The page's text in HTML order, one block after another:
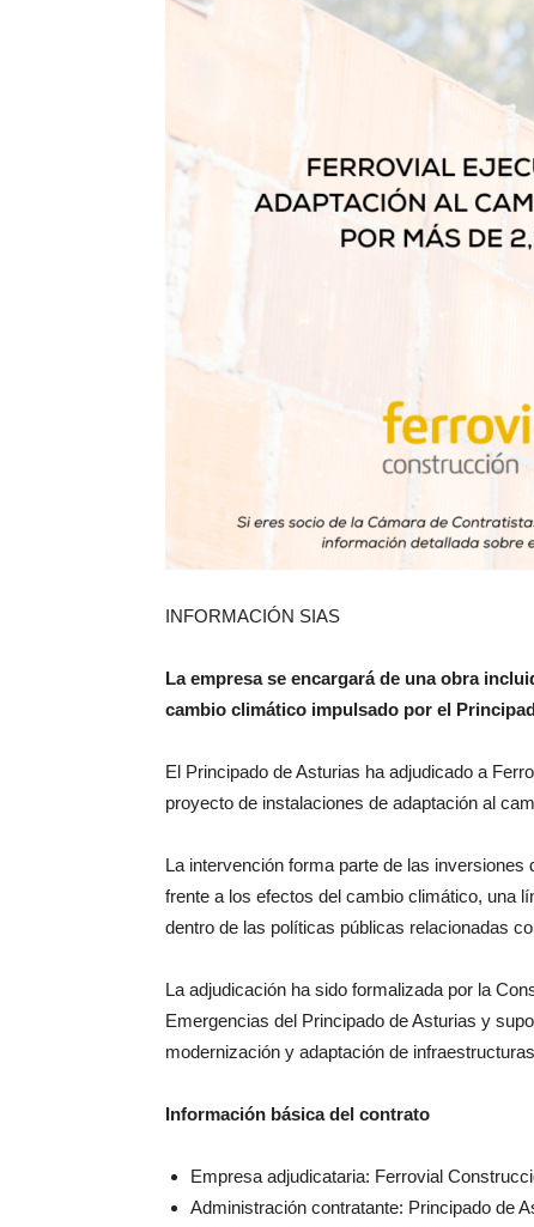
INFORMACIÓN SIAS
La empresa se encargará de una obra
cambio climático impulsado por el
El Principado de Asturias ha adjudicado a
proyecto de instalaciones de adaptación al
La intervención forma parte de las
frente a los efectos del cambio climático, una
dentro de las políticas públicas relacionadas
La adjudicación ha sido formalizada por la
Emergencias del Principado de Asturias y
modernización y adaptación de
Información básica del contrato
Empresa adjudicataria: Ferrovial
Administración contratante: Principado de